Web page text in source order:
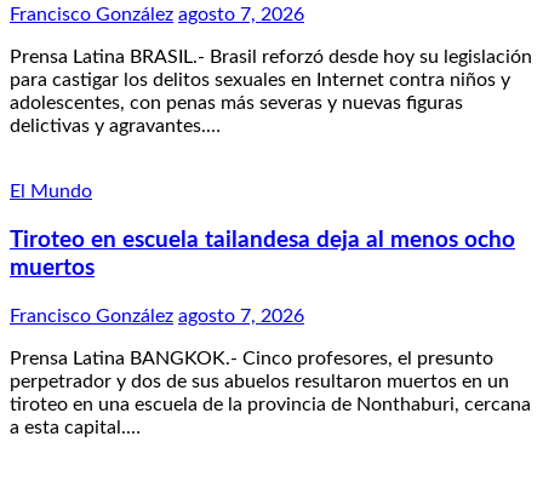
Francisco González agosto 7, 2026
Prensa Latina BRASIL.- Brasil reforzó desde hoy su legislación
para castigar los delitos sexuales en Internet contra niños y
adolescentes, con penas más severas y nuevas figuras
delictivas y agravantes.…
El Mundo
Tiroteo en escuela tailandesa deja al menos ocho
muertos
Francisco González agosto 7, 2026
Prensa Latina BANGKOK.- Cinco profesores, el presunto
perpetrador y dos de sus abuelos resultaron muertos en un
tiroteo en una escuela de la provincia de Nonthaburi, cercana
a esta capital.…